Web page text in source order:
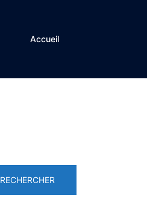
Accueil
RECHERCHER